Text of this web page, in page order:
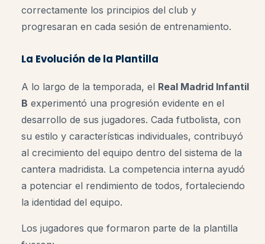
correctamente los principios del club y
progresaran en cada sesión de entrenamiento.
La Evolución de la Plantilla
A lo largo de la temporada, el Real Madrid Infantil
B experimentó una progresión evidente en el
desarrollo de sus jugadores. Cada futbolista, con
su estilo y características individuales, contribuyó
al crecimiento del equipo dentro del sistema de la
cantera madridista. La competencia interna ayudó
a potenciar el rendimiento de todos, fortaleciendo
la identidad del equipo.
Los jugadores que formaron parte de la plantilla